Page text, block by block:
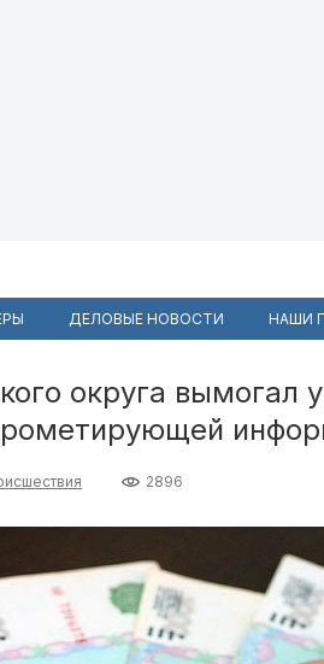
ДЕЛОВЫЕ НОВОСТИ НАШИ
округа вымогал
2896